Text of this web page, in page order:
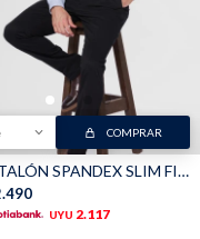
COMPRAR
PANTALÓN SPANDEX SLIM FIT - Negro
UYU 2.117